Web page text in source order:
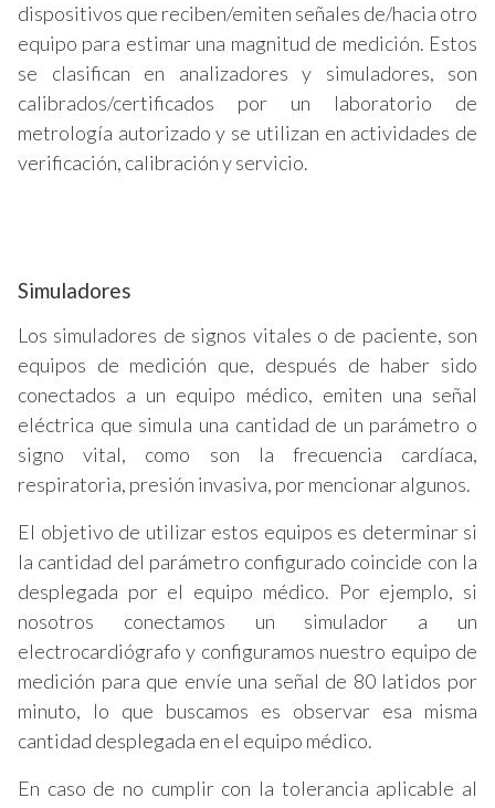
dispositivos que reciben/emiten señales de/hacia otro
equipo para estimar una magnitud de medición. Estos
se clasifican en analizadores y simuladores, son
calibrados/certificados por un laboratorio de
metrología autorizado y se utilizan en actividades de
verificación, calibración y servicio.
Simuladores
Los simuladores de signos vitales o de paciente, son
equipos de medición que, después de haber sido
conectados a un equipo médico, emiten una señal
eléctrica que simula una cantidad de un parámetro o
signo vital, como son la frecuencia cardíaca,
respiratoria, presión invasiva, por mencionar algunos.
El objetivo de utilizar estos equipos es determinar si
la cantidad del parámetro configurado coincide con la
desplegada por el equipo médico. Por ejemplo, si
nosotros conectamos un simulador a un
electrocardiógrafo y configuramos nuestro equipo de
medición para que envíe una señal de 80 latidos por
minuto, lo que buscamos es observar esa misma
cantidad desplegada en el equipo médico.
En caso de no cumplir con la tolerancia aplicable al